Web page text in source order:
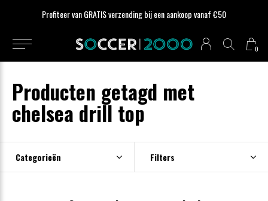
0
Profiteer van GRATIS verzending bij een aankoop vanaf €50
Producten getagd met
chelsea drill top
Categorieën Filters